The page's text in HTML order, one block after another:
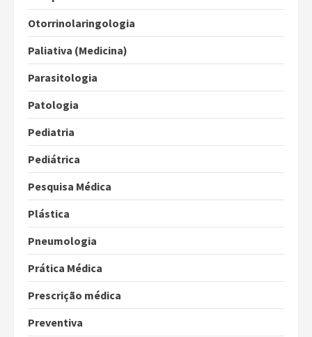
Otorrinolaringologia
Paliativa (Medicina)
Parasitologia
Patologia
Pediatria
Pediátrica
Pesquisa Médica
Plástica
Pneumologia
Prática Médica
Prescrição médica
Preventiva